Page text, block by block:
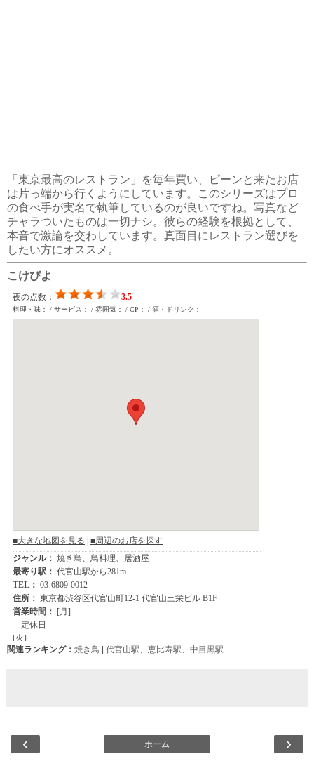
「東京最高のレストラン」を毎年買い、ピーンと来たお店
は片っ端から行くようにしています。このシリーズはプロ
の食べ手が実名で執筆しているのが良いですね。写真など
チャラついたものは一切ナシ。彼らの経験を根拠として、
本音で激論を交わしています。真面目にレストラン選びを
したい方にオススメ。
こけぴよ
関連ランキング： 焼き鳥 代官山駅、 恵比寿駅、 中目黒駅
‹ ›
ホーム